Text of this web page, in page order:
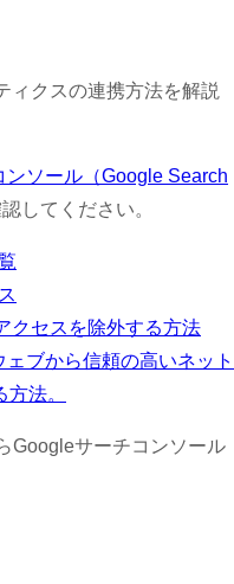
ィクスの連携方法を解説
ンソール（Google Search
してください。
クセスを除外する方法
ブから信頼の高いネット
法。
Googleサーチコンソール